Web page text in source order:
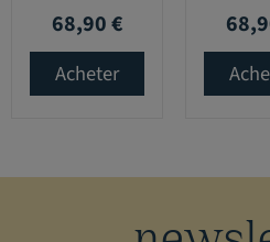
Prix
68,90 €
Acheter
Prix